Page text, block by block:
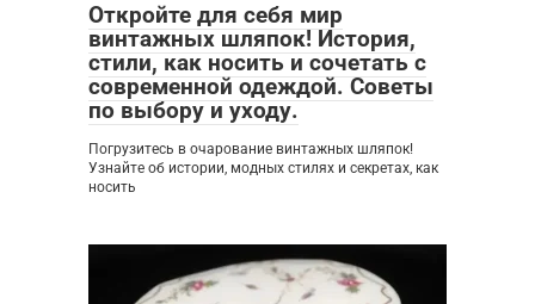
Откройте для себя мир
винтажных шляпок! История,
стили, как носить и сочетать с
современной одеждой. Советы
по выбору и уходу.
Погрузитесь в очарование винтажных шляпок!
Узнайте об истории, модных стилях и секретах, как
носить